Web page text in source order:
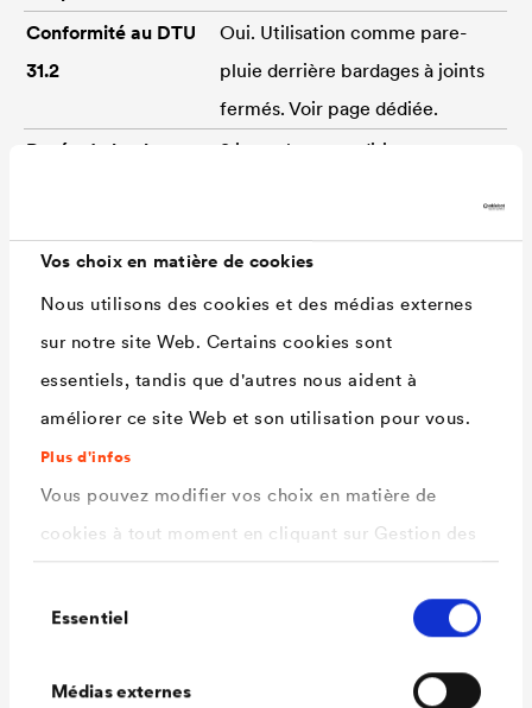
Vos choix en matière de cookies
Nous utilisons des cookies et des médias externes
sur notre site Web. Certains cookies sont
essentiels, tandis que d'autres nous aident à
améliorer ce site Web et son utilisation pour vous.
Plus d'infos
Vous pouvez modifier vos choix en matière de
cookies à tout moment en cliquant sur Gestion des
informations dans notre
politique de confidentialité
Sélectionnez les cookies que vous souhaitez
duEssentiel
Médias externes
Conformité au DTU
31.2
Oui. Utilisation comme pare-
pluie derrière bardages à joints
fermés. Voir page dédiée.
Durée de la phase
8 jours, hors conditions
Si aucune venue d'eau n'est
tolérée, poser une bande
d'étanchéité au clou
SB 60/40 ou procéder au
bâchage avecDELTA -PLAN
Durée de la phase
chantier (pare-
3 mois selon le DTU 31.2 (test
QUV 1.000 heures UV)
Certification QB
Certification QB du CSTB
Réaction au feu
Euroclasse E (EN 13501-1)